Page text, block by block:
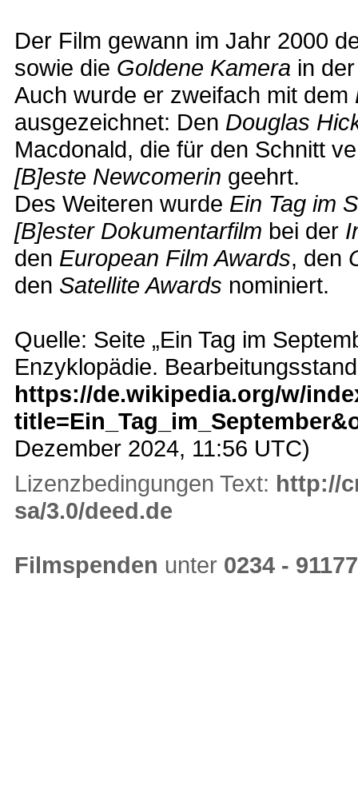
Der Film gewann im Jahr 2000
sowie die Goldene Kamera in
Auch wurde er zweifach mit dem
ausgezeichnet: Den Douglas
Macdonald, die für den Schnitt
[B]este Newcomerin geehrt.
Des Weiteren wurde Ein Tag im
[B]ester Dokumentarfilm bei der
den European Film Awards, den
den Satellite Awards nominiert.
Quelle: Seite „Ein Tag im
Enzyklopädie.
https://de.wikipedia.org/w/
Dezember 2024, 11:56 UTC)
Lizenzbedingungen Text: http://
sa/3.0/deed.de
Filmspenden unter 0234 -